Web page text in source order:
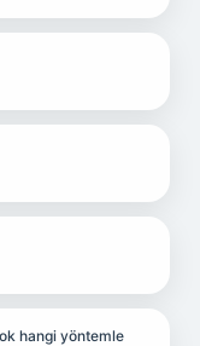
hangi yöntemle